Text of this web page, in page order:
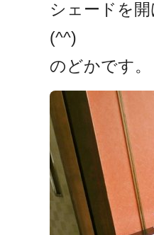
シェードを
(^^)
のどかです。